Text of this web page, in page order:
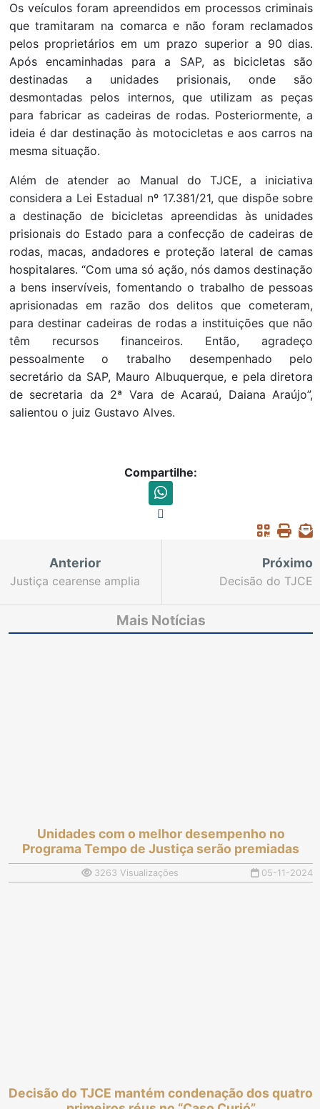
Os veículos foram apreendidos em processos criminais
que tramitaram na comarca e não foram reclamados
pelos proprietários em um prazo superior a 90 dias.
Após encaminhadas para a SAP, as bicicletas são
destinadas a unidades prisionais, onde são
desmontadas pelos internos, que utilizam as peças
para fabricar as cadeiras de rodas. Posteriormente, a
ideia é dar destinação às motocicletas e aos carros na
mesma situação.
Além de atender ao Manual do TJCE, a iniciativa
considera a Lei Estadual nº 17.381/21, que dispõe sobre
a destinação de bicicletas apreendidas às unidades
prisionais do Estado para a confecção de cadeiras de
rodas, macas, andadores e proteção lateral de camas
hospitalares. “Com uma só ação, nós damos destinação
a bens inservíveis, fomentando o trabalho de pessoas
aprisionadas em razão dos delitos que cometeram,
para destinar cadeiras de rodas a instituições que não
têm recursos financeiros. Então, agradeço
pessoalmente o trabalho desempenhado pelo
secretário da SAP, Mauro Albuquerque, e pela diretora
de secretaria da 2ª Vara de Acaraú, Daiana Araújo”,
salientou o juiz Gustavo Alves.
Compartilhe:
Anterior
Justiça cearense amplia
solucionar conflitos
durante a Semana da
Próximo
Decisão do TJCE
dos quatro primeiros
réus no "Caso Curió"
Mais Notícias
Unidades com o melhor desempenho no
Programa Tempo de Justiça serão premiadas
3263 Visualizações 05-11-2024
Decisão do TJCE mantém condenação dos quatro